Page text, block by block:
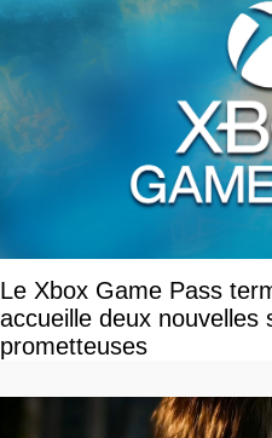
Le Xbox Game Pass
accueille deux nouvelles
prometteuses